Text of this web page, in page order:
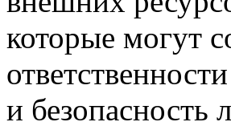
которые могут
и